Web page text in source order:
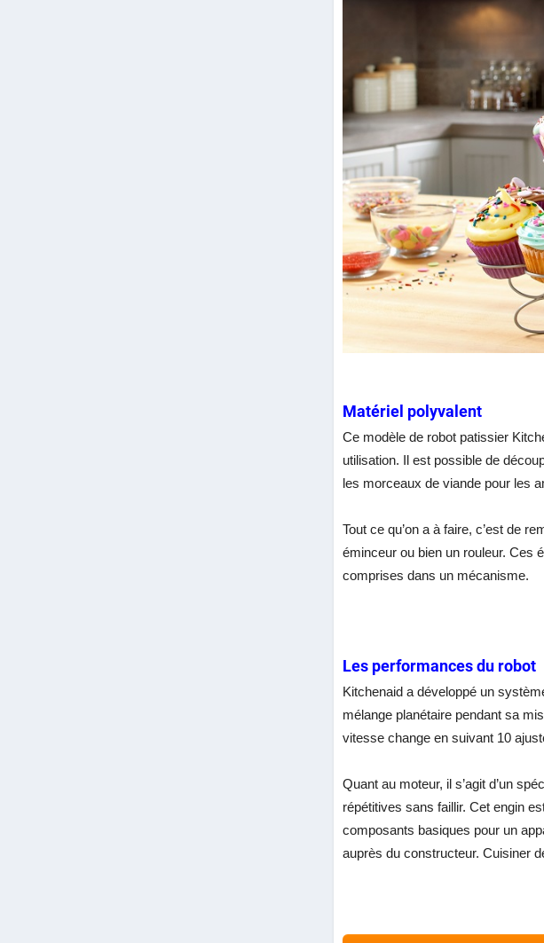
Matériel polyvalent
Ce modèle de robot patissier
utilisation. Il est possible de
les morceaux de viande pour les
Tout ce qu’on a à faire, c’est de
éminceur ou bien un rouleur. Ces
comprises dans un mécanisme.
Les performances du robot
Kitchenaid a développé un
mélange planétaire pendant sa
vitesse change en suivant 10
Quant au moteur, il s’agit d’un
répétitives sans faillir. Cet engin
composants basiques pour un
auprès du constructeur. Cuisiner